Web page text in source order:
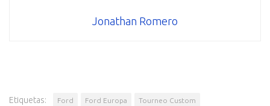
Jonathan Romero
Etiquetas: Ford Ford Europa Tourneo Custom